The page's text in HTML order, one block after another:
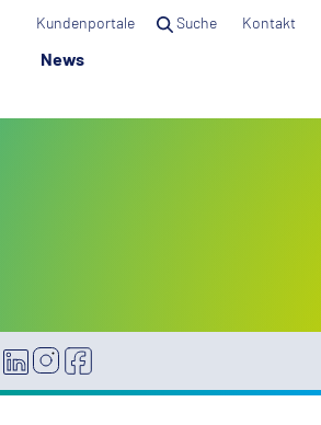
News
Kundenportale Suche Kontakt